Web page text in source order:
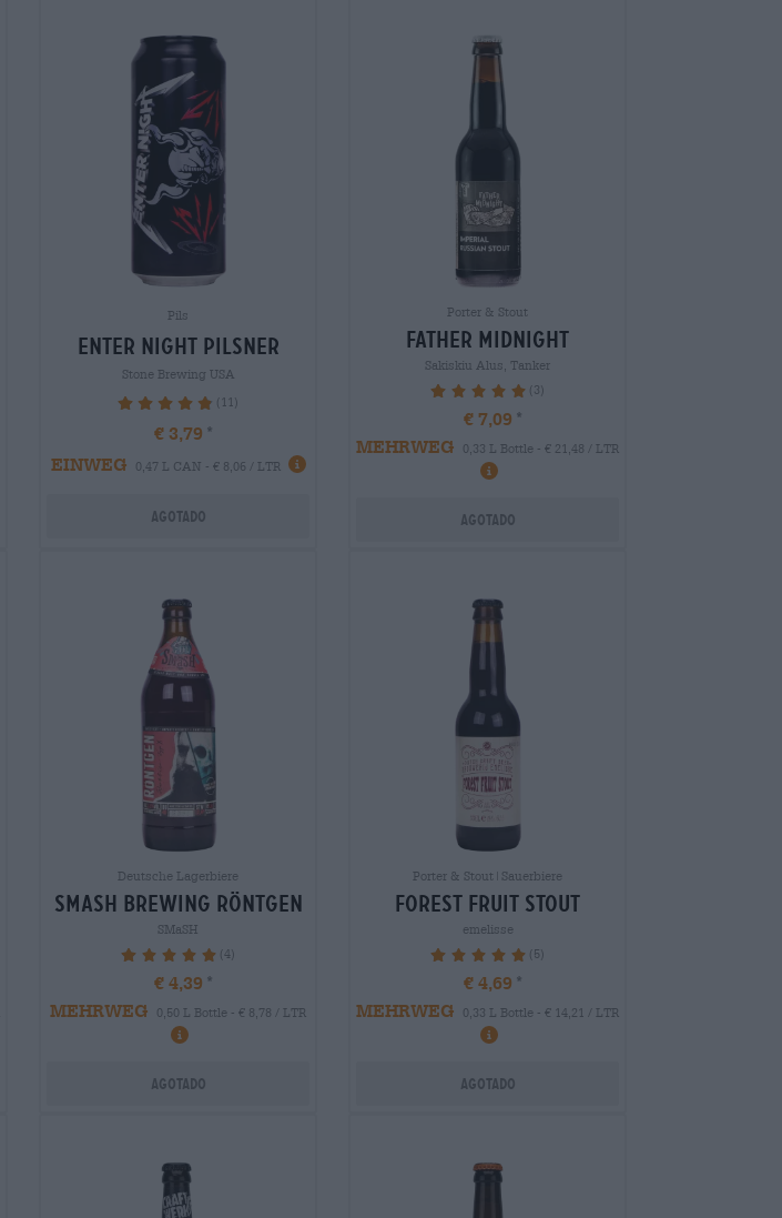
Pils
enter night pilsner
Stone Brewing USA
98.18% (11)
€ 3,79
EINWEG
0,47 L CAN - € 8,06 / LTR
Agotado
Porter & Stout
father midnight
Sakiskiu Alus, Tanker
100% (3)
€ 7,09
MEHRWEG
0,33 L Bottle - € 21,48 / LTR
Agotado
Deutsche Lagerbiere
smash brewing röntgen
SMaSH
100% (4)
€ 4,39
MEHRWEG
0,50 L Bottle - € 8,78 / LTR
Agotado
Porter & Stout|Sauerbiere
forest fruit stout
emelisse
100% (5)
€ 4,69
MEHRWEG
0,33 L Bottle - € 14,21 / LTR
Agotado